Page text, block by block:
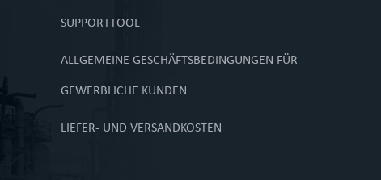
SUPPORTTOOL
ALLGEMEINE GESCHÄFTSBEDINGUNGEN FÜR
GEWERBLICHE KUNDEN
LIEFER- UND VERSANDKOSTEN